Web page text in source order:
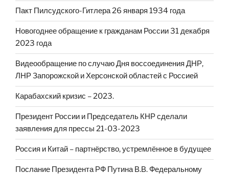
Пакт Пилсудского-Гитлера 26 января 1934 года
Новогоднее обращение к гражданам России 31 декабря
2023 года
Видеообращение по случаю Дня воссоединения ДНР,
ЛНР Запорожской и Херсонской областей с Россией
Карабахский кризис – 2023.
Президент России и Председатель КНР сделали
заявления для прессы 21-03-2023
Россия и Китай – партнёрство, устремлённое в будущее
Послание Президента РФ Путина В.В. Федеральному